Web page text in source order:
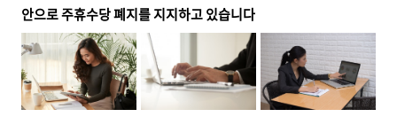
안으로 주휴수당 폐지를 지지하고 있습니다